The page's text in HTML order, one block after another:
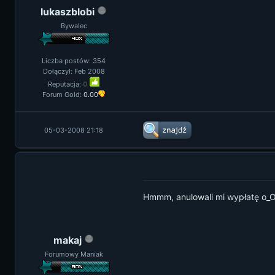
lukaszblobi
Bywalec
Liczba postów: 354
Dołączył: Feb 2008
Reputacja: 0
Forum Gold: 0.00
05-03-2008 21:18
makaj
Forumowy Maniak
Hmmm, anulowali mi wypłatę